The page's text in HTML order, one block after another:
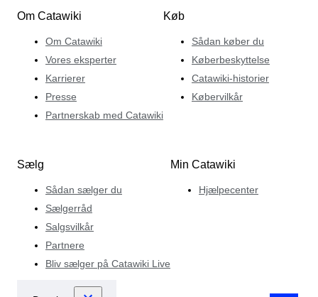
Om Catawiki
Om Catawiki
Vores eksperter
Karrierer
Presse
Partnerskab med Catawiki
Køb
Sådan køber du
Køberbeskyttelse
Catawiki-historier
Købervilkår
Sælg
Sådan sælger du
Sælgerråd
Salgsvilkår
Partnere
Bliv sælger på Catawiki Live
Min Catawiki
Hjælpecenter